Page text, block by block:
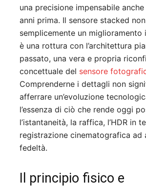
una precisione impensabile
anni prima. Il sensore stacked
semplicemente un miglioramento
è una rottura con l’architettura
passato, una vera e propria
concettuale del sensore
Comprenderne i dettagli non
afferrare un’evoluzione
l’essenza di ciò che rende oggi
l’istantaneità, la raffica, l’HDR in
registrazione cinematografica ad
fedeltà.
Il principio fisico e